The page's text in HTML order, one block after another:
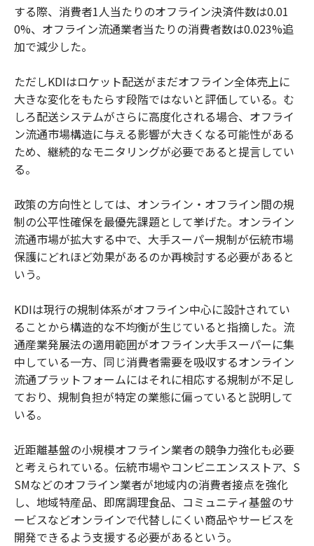
する際、消費者1人当たりのオフライン決済件数は0.01
0%、オフライン流通業者当たりの消費者数は0.023%追
加で減少した。
ただしKDIはロケット配送がまだオフライン全体売上に
大きな変化をもたらす段階ではないと評価している。む
しろ配送システムがさらに高度化される場合、オフライ
ン流通市場構造に与える影響が大きくなる可能性がある
ため、継続的なモニタリングが必要であると提言してい
る。
政策の方向性としては、オンライン・オフライン間の規
制の公平性確保を最優先課題として挙げた。オンライン
流通市場が拡大する中で、大手スーパー規制が伝統市場
保護にどれほど効果があるのか再検討する必要があると
いう。
KDIは現行の規制体系がオフライン中心に設計されてい
ることから構造的な不均衡が生じていると指摘した。流
通産業発展法の適用範囲がオフライン大手スーパーに集
中している一方、同じ消費者需要を吸収するオンライン
流通プラットフォームにはそれに相応する規制が不足し
ており、規制負担が特定の業態に偏っていると説明して
いる。
近距離基盤の小規模オフライン業者の競争力強化も必要
と考えられている。伝統市場やコンビニエンスストア、S
SMなどのオフライン業者が地域内の消費者接点を強化
し、地域特産品、即席調理食品、コミュニティ基盤のサ
ービスなどオンラインで代替しにくい商品やサービスを
開発できるよう支援する必要があるという。